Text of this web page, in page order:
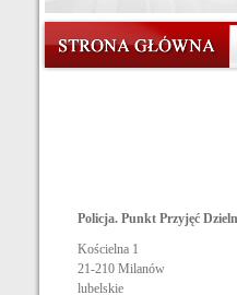
Policja. Punkt Przyjęć
Kościelna 1
21-210 Milanów
lubelskie